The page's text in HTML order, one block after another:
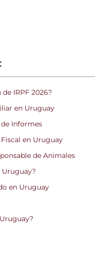
IRPF 2026?
en Uruguay
Informes
en Uruguay
de Animales
Uruguay?
en Uruguay